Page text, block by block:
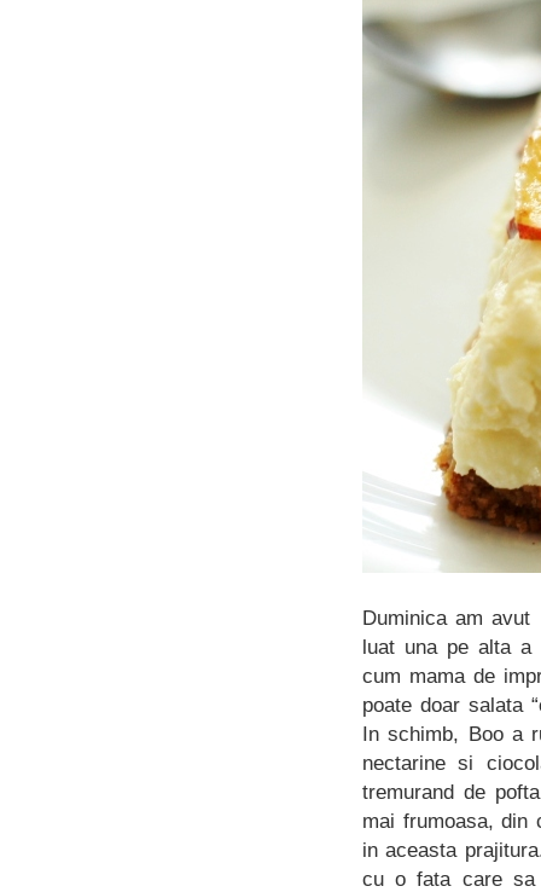
Duminica am
luat una pe alta a
cum mama de
poate doar salata
In schimb, Boo a
nectarine si
tremurand de
mai frumoasa, din
in aceasta
cu o fata care sa